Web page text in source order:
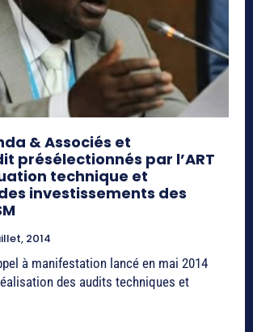
& Associés et
présélectionnés par l’ART
technique et
investissements des
2014
à manifestation lancé en mai 2014
des audits techniques et